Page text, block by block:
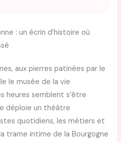
: un écrin d’histoire où
aux pierres patinées par le
le musée de la vie
heures semblent s’être
déploie un théâtre
quotidiens, les métiers et
trame intime de la Bourgogne